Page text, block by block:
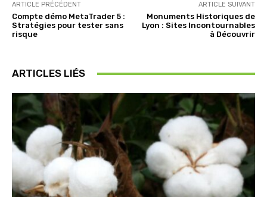
ARTICLE PRÉCÉDENT
Compte démo MetaTrader 5 :
Stratégies pour tester sans
risque
ARTICLE SUIVANT
Monuments Historiques de
Lyon : Sites Incontournables
à Découvrir
ARTICLES LIÉS